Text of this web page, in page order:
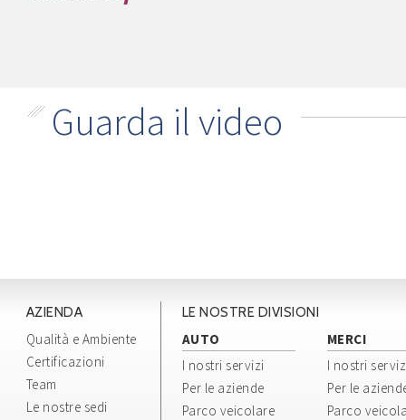
Guarda il video
AZIENDA
Qualità e Ambiente
Certificazioni
Team
Le nostre sedi
LE NOSTRE DIVISIONI
AUTO
I nostri servizi
Per le aziende
Parco veicolare
MERCI
I nostri
Per le
Parco